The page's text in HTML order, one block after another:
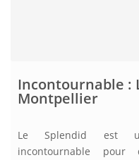
Incontournable :
Montpellier
Le Splendid est
incontournable